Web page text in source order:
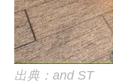
出典：and ST